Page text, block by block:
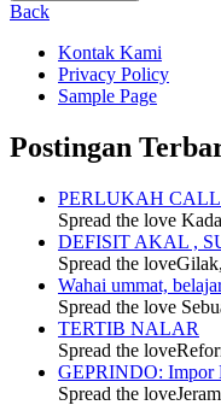
Back
Kontak Kami
Privacy Policy
Sample Page
Postingan
PERLUKAH
Spread the love
DEFISIT AKAL ,
Spread the
Wahai ummat,
Spread the love
TERTIB NALAR
Spread the
GEPRINDO: Impor
Spread the